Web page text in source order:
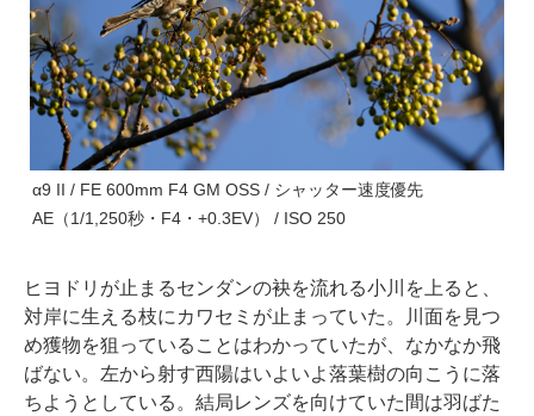
α9 II / FE 600mm F4 GM OSS / シャッター速度優先
AE（1/1,250秒・F4・+0.3EV） / ISO 250
ヒヨドリが止まるセンダンの袂を流れる小川を上ると、
対岸に生える枝にカワセミが止まっていた。川面を見つ
め獲物を狙っていることはわかっていたが、なかなか飛
ばない。左から射す西陽はいよいよ落葉樹の向こうに落
ちようとしている。結局レンズを向けていた間は羽ばた